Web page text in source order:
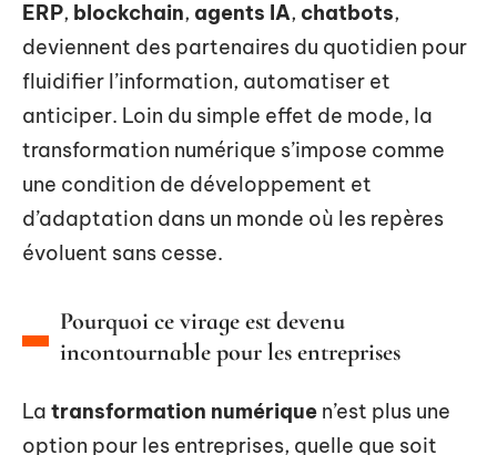
ERP, blockchain, agents IA, chatbots,
deviennent des partenaires du quotidien pour
fluidifier l’information, automatiser et
anticiper. Loin du simple effet de mode, la
transformation numérique s’impose comme
une condition de développement et
d’adaptation dans un monde où les repères
évoluent sans cesse.
Pourquoi ce virage est devenu
incontournable pour les entreprises
La transformation numérique n’est plus une
option pour les entreprises, quelle que soit